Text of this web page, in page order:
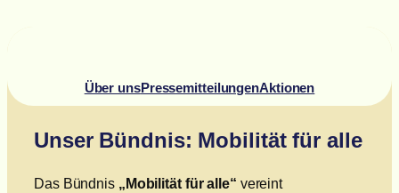
Über unsPressemitteilungenAktionen
Unser Bündnis: Mobilität für alle
Das Bündnis „Mobilität für alle“ vereint